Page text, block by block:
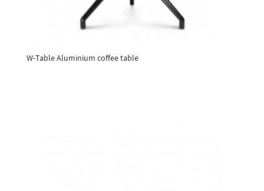
W-Table Aluminium coffee table